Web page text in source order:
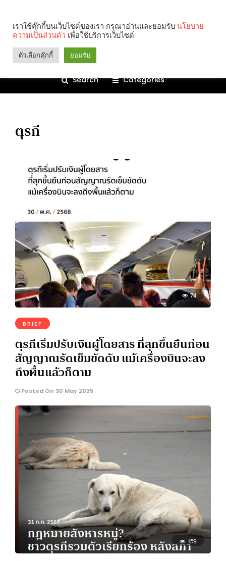
Search Categories
ตุรกี
74
BRIEF
ตุรกีเริ่มปรับเงินผู้โดยสาร ที่ลุกขึ้นยืนก่อน
สัญญาณรัดเข็มขัดดับ แม้เครื่องบินจะลง
ถึงพื้นแล้วก็ตาม
Posted On 30 May 2025
159
เราใช้คุ๊กกี้บนเว็บไซต์ของเรา กรุณาอ่านและยอมรับ นโยบาย
ความเป็นส่วนตัว เพื่อใช้บริการเว็บไซต์
ตัวเลือกคุ๊กกี้ ยอมรับ